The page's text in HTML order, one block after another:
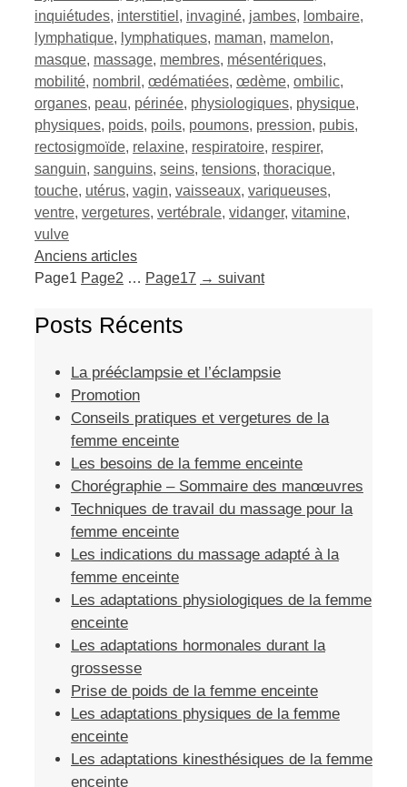
inquiétudes, interstitiel , invaginé, jambes, lombaire,
lymphatique, lymphatiques, maman, mamelon,
masque, massage, membres, mésentériques,
mobilité, nombril , œdématiées, œdème, ombilic,
organes, peau, périnée, physiologiques, physique,
physiques, poids, poils, poumons, pression, pubis,
rectosigmoïde, relaxine, respiratoire, respirer,
sanguin, sanguins, seins, tensions, thoracique,
touche, utérus, vagin, vaisseaux, variqueuses,
ventre, vergetures, vertébrale, vidanger, vitamine,
vulve
Anciens articles
Page1 Page2 … Page17 → suivant
Posts Récents
La prééclampsie et l’éclampsie
Promotion
Conseils pratiques et vergetures de la
femme enceinte
Les besoins de la femme enceinte
Chorégraphie – Sommaire des manœuvres
Techniques de travail du massage pour la
femme enceinte
Les indications du massage adapté à la
femme enceinte
Les adaptations physiologiques de la femme
enceinte
Les adaptations hormonales durant la
grossesse
Prise de poids de la femme enceinte
Les adaptations physiques de la femme
enceinte
Les adaptations kinesthésiques de la femme
enceinte